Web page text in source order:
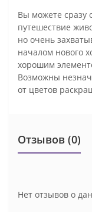
Вы можете сразу
путешествие
но очень
началом нового
хорошим
Возможны
от цветов
Отзывов (0)
Нет отзывов о